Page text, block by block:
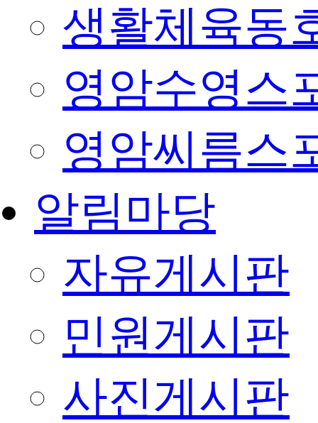
생활체육동
영암수영스
영암씨름스
알림마당
자유게시판
민원게시판
사진게시판